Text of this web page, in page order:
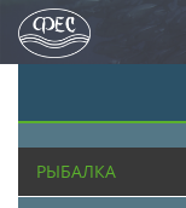
РЫБАЛКА